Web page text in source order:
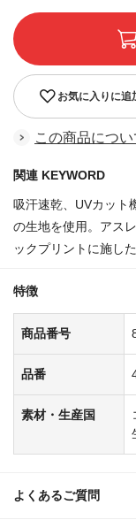
お気に入りに追
この商品につ
関連 KEYWORD
吸汗速乾、UVカット
の生地を使用。アス
ックプリントに施し
特徴
商品番号
品番
素材・生産国
よくあるご質問